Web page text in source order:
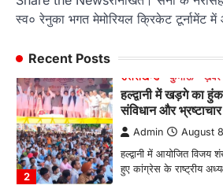
स्व० रेनुका भगत मेमोरियल क्रिकेट टूर्नामेंट
Recent Posts
Admin August
हल्द्वानी में आयोजित विजय
उत्तराखण्ड कुमाऊं ख़बरें
खड़गे की रैली से पहले
घमासान, एसएसपी
कांग्रेस नेता
Admin August
कांग्रेस कार्यकर्ताओं की